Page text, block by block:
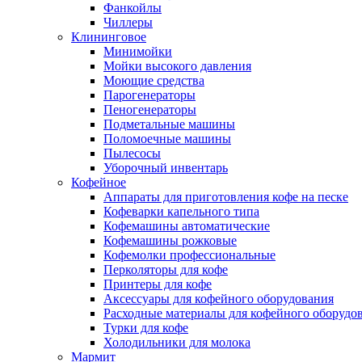
Фанкойлы
Чиллеры
Клининговое
Минимойки
Мойки высокого давления
Моющие средства
Парогенераторы
Пеногенераторы
Подметальные машины
Поломоечные машины
Пылесосы
Уборочный инвентарь
Кофейное
Аппараты для приготовления кофе на песке
Кофеварки капельного типа
Кофемашины автоматические
Кофемашины рожковые
Кофемолки профессиональные
Перколяторы для кофе
Принтеры для кофе
Аксессуары для кофейного оборудования
Расходные материалы для кофейного
Турки для кофе
Холодильники для молока
Мармит